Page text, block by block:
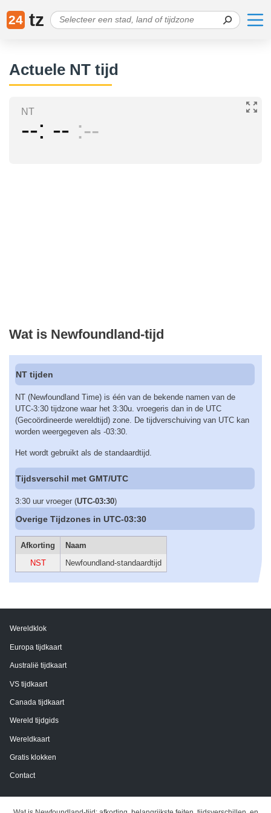
24 tz
Actuele NT tijd
NT
-- -- --
Wat is Newfoundland-tijd
NT tijden
NT (Newfoundland Time) is één van de bekende namen van de
UTC-3:30 tijdzone waar het 3:30u. vroegeris dan in de UTC
(Gecoördineerde wereldtijd) zone. De tijdverschuiving van UTC kan
worden weergegeven als -03:30.
Het wordt gebruikt als de standaardtijd.
Tijdsverschil met GMT/UTC
3:30 uur vroeger (UTC-03:30)
Overige Tijdzones in UTC-03:30
Afkorting
Naam
NST
Newfoundland-standaardtijd
Wereldklok
Europa tijdkaart
Australië tijdkaart
VS tijdkaart
Canada tijdkaart
Wereld tijdgids
Wereldkaart
Gratis klokken
Contact